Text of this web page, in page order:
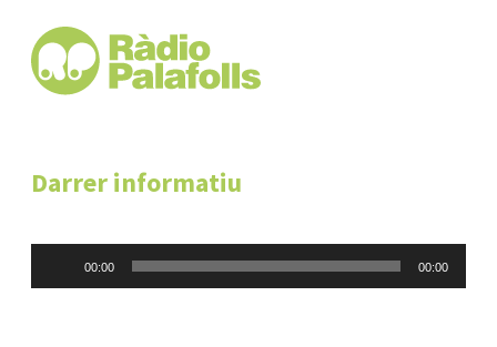
Darrer informatiu
00:00 00:00